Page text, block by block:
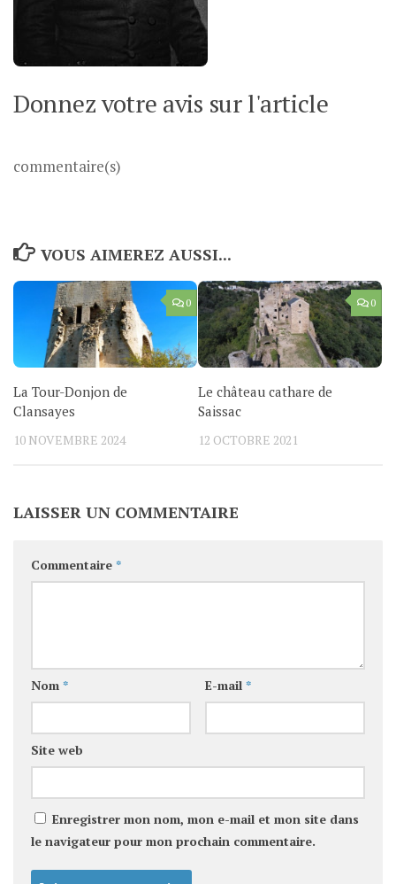
Donnez votre avis sur l'article
commentaire(s)
VOUS AIMEREZ AUSSI...
0
La Tour-Donjon de
Clansayes
10 NOVEMBRE 2024
0
Le château cathare de
Saissac
12 OCTOBRE 2021
LAISSER UN COMMENTAIRE
Commentaire *
Nom * E-mail *
Site web
Enregistrer mon nom, mon e-mail et mon site dans
le navigateur pour mon prochain commentaire.